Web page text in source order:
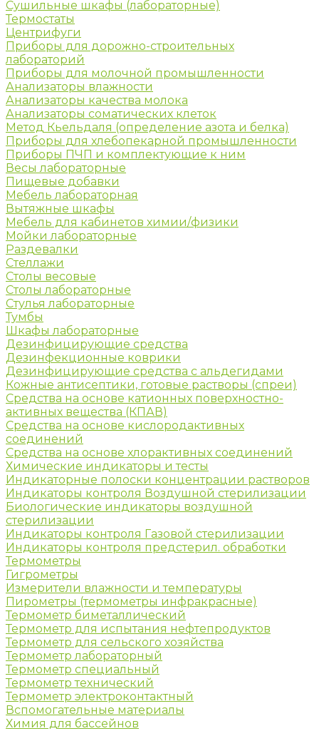
Сушильные шкафы (лабораторные)
Термостаты
Центрифуги
Приборы для дорожно-строительных
лабораторий
Приборы для молочной промышленности
Анализаторы влажности
Анализаторы качества молока
Анализаторы соматических клеток
Метод Кьельдаля (определение азота и белка)
Приборы для хлебопекарной промышленности
Приборы ПЧП и комплектующие к ним
Весы лабораторные
Пищевые добавки
Мебель лабораторная
Вытяжные шкафы
Мебель для кабинетов химии/физики
Мойки лабораторные
Раздевалки
Стеллажи
Столы весовые
Столы лабораторные
Стулья лабораторные
Тумбы
Шкафы лабораторные
Дезинфицирующие средства
Дезинфекционные коврики
Дезинфицирующие средства с альдегидами
Кожные антисептики, готовые растворы (спреи)
Средства на основе катионных поверхностно-
активных вещества (КПАВ)
Средства на основе кислородактивных
соединений
Средства на основе хлорактивных соединений
Химические индикаторы и тесты
Индикаторные полоски концентрации растворов
Индикаторы контроля Воздушной стерилизации
Биологические индикаторы воздушной
стерилизации
Индикаторы контроля Газовой стерилизации
Индикаторы контроля предстерил. обработки
Термометры
Гигрометры
Измерители влажности и температуры
Пирометры (термометры инфракрасные)
Термометр биметаллический
Термометр для испытания нефтепродуктов
Термометр для сельского хозяйства
Термометр лабораторный
Термометр специальный
Термометр технический
Термометр электроконтактный
Вспомогательные материалы
Химия для бассейнов